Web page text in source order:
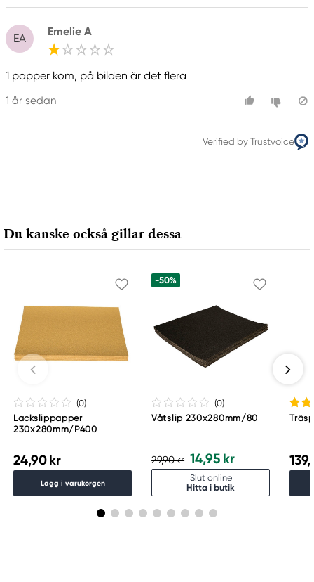
EA
Emelie A
1 papper kom, på bilden är det flera
1 år sedan
Verified by Trustvoice
Du kanske också gillar dessa
(0)
Lackslippapper
230x280mm/P400
24,90 kr
Lägg i varukorgen
-50%
(0)
Våtslip 230x280mm/80
29,90 kr 14,95 kr
Slut online
Hitta i butik